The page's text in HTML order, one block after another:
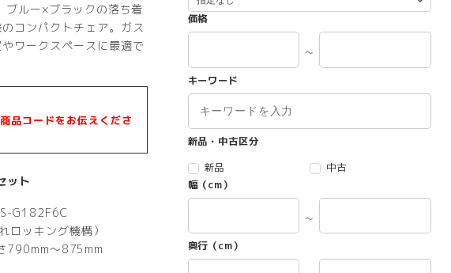
ルー×ブラックの落ち着
コンパクトチェア。ガス
ワークスペースに最適で
品コードをお伝えくださ
ット
G182F6C
ロッキング機構）
790mm～875mm
価格
～
キーワード
新品・中古区分
新品
中古
幅（cm）
～
奥行（cm）